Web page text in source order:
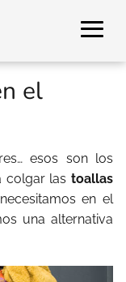
el
esos son los
colgar las toallas
en el
una alternativa